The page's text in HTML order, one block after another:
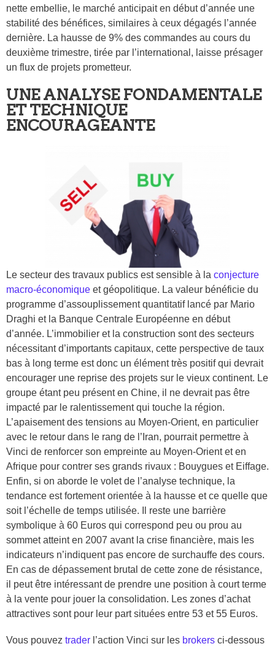
nette embellie, le marché anticipait en début d’année une
stabilité des bénéfices, similaires à ceux dégagés l’année
dernière. La hausse de 9% des commandes au cours du
deuxième trimestre, tirée par l’international, laisse présager
un flux de projets prometteur.
UNE ANALYSE FONDAMENTALE
ET TECHNIQUE
ENCOURAGEANTE
Le secteur des travaux publics est sensible à la conjecture
macro-économique et géopolitique. La valeur bénéficie du
programme d’assouplissement quantitatif lancé par Mario
Draghi et la Banque Centrale Européenne en début
d’année. L’immobilier et la construction sont des secteurs
nécessitant d’importants capitaux, cette perspective de taux
bas à long terme est donc un élément très positif qui devrait
encourager une reprise des projets sur le vieux continent. Le
groupe étant peu présent en Chine, il ne devrait pas être
impacté par le ralentissement qui touche la région.
L’apaisement des tensions au Moyen-Orient, en particulier
avec le retour dans le rang de l’Iran, pourrait permettre à
Vinci de renforcer son empreinte au Moyen-Orient et en
Afrique pour contrer ses grands rivaux : Bouygues et Eiffage.
Enfin, si on aborde le volet de l’analyse technique, la
tendance est fortement orientée à la hausse et ce quelle que
soit l’échelle de temps utilisée. Il reste une barrière
symbolique à 60 Euros qui correspond peu ou prou au
sommet atteint en 2007 avant la crise financière, mais les
indicateurs n’indiquent pas encore de surchauffe des cours.
En cas de dépassement brutal de cette zone de résistance,
il peut être intéressant de prendre une position à court terme
à la vente pour jouer la consolidation. Les zones d’achat
attractives sont pour leur part situées entre 53 et 55 Euros.
Vous pouvez trader l’action Vinci sur les brokers ci-dessous